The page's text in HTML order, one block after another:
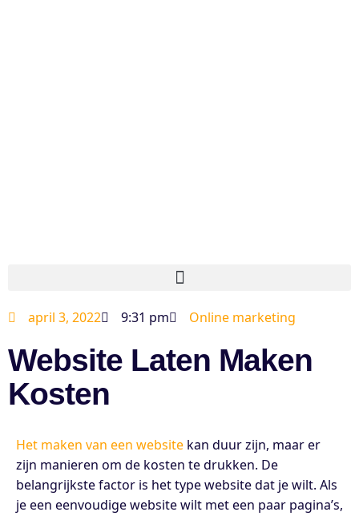
april 3, 2022 9:31 pm Online marketing
Website Laten Maken
Kosten
Het maken van een website kan duur zijn, maar er
zijn manieren om de kosten te drukken. De
belangrijkste factor is het type website dat je wilt. Als
je een eenvoudige website wilt met een paar pagina’s,